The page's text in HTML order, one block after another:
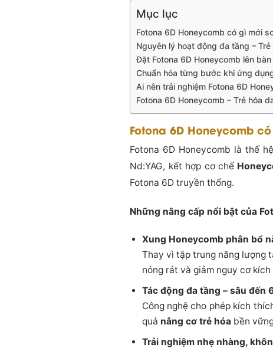
Mục lục
Fotona 6D Honeycomb có gì mới
Nguyên lý hoạt động đa tầng –
Đặt Fotona 6D Honeycomb lên
Chuẩn hóa từng bước khi ứng
Ai nên trải nghiệm Fotona 6D
Fotona 6D Honeycomb – Trẻ hóa
Fotona 6D Honeycomb
Fotona 6D Honeycomb là thế
Nd:YAG, kết hợp cơ chế
Fotona 6D truyền thống.
Những nâng cấp nổi bật của
Xung Honeycomb phân bổ
Thay vì tập trung năng lượng
nóng rát và giảm nguy cơ kích
Tác động đa tầng – sâu đến
Công nghệ cho phép kích
quả nâng cơ trẻ hóa bền
Trải nghiệm nhẹ nhàng,